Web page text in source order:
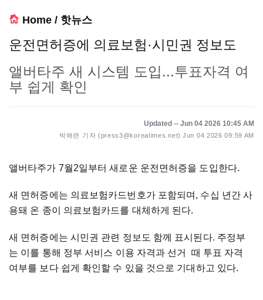
Home / 핫뉴스
운전면허증에 의료보험·시민권 정보도
앨버타주 새 시스템 도입...투표자격 여
부 쉽게 확인
Updated -- Jun 04 2026 10:45 AM
박해련 기자 (press3@koreatimes.net) Jun 04 2026 09:59 AM
앨버타주가 7월2일부터 새로운 운전면허증을 도입한다.
새 면허증에는 의료보험카드번호가 포함되며, 수십 년간 사
용돼 온 종이 의료보험카드를 대체하게 된다.
새 면허증에는 시민권 관련 정보도 함께 표시된다. 주정부
는 이를 통해 정부 서비스 이용 자격과 선거 때 투표 자격
여부를 보다 쉽게 확인할 수 있을 것으로 기대하고 있다.